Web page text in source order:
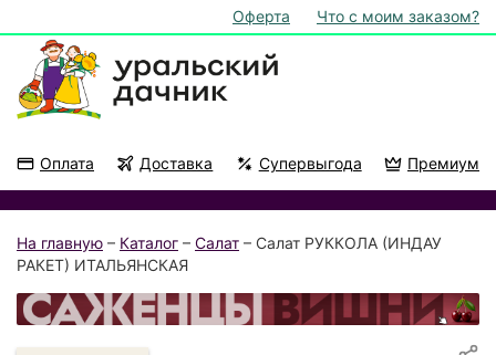
Оферта Что с моим заказом?
Оплата Доставка Супервыгода Премиум
На главную – Каталог – Салат – Салат РУККОЛА (ИНДАУ
РАКЕТ) ИТАЛЬЯНСКАЯ